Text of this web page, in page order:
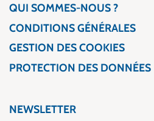
QUI SOMMES-NOUS ?
CONDITIONS GÉNÉRALES
GESTION DES COOKIES
PROTECTION DES DONNÉES
NEWSLETTER